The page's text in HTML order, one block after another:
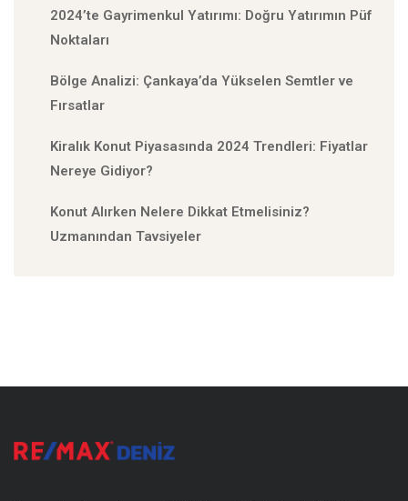
2024’te Gayrimenkul Yatırımı: Doğru Yatırımın Püf
Noktaları
Bölge Analizi: Çankaya’da Yükselen Semtler ve
Fırsatlar
Kiralık Konut Piyasasında 2024 Trendleri: Fiyatlar
Nereye Gidiyor?
Konut Alırken Nelere Dikkat Etmelisiniz?
Uzmanından Tavsiyeler